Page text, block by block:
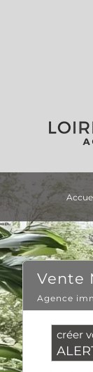
Agence
créer